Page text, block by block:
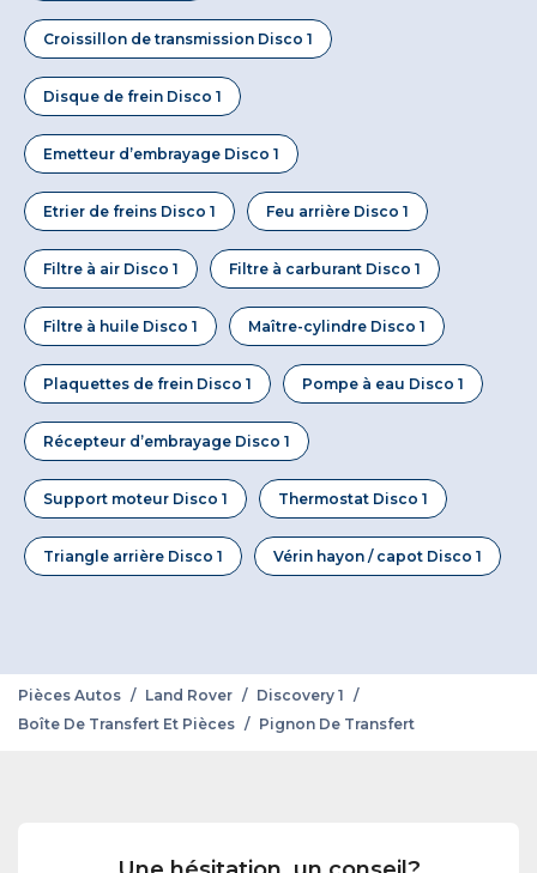
Croissillon de transmission Disco 1
Disque de frein Disco 1
Emetteur d’embrayage Disco 1
Etrier de freins Disco 1 Feu arrière Disco 1
Filtre à air Disco 1 Filtre à carburant Disco 1
Filtre à huile Disco 1 Maître-cylindre Disco 1
Plaquettes de frein Disco 1 Pompe à eau Disco 1
Récepteur d’embrayage Disco 1
Support moteur Disco 1 Thermostat Disco 1
Triangle arrière Disco 1 Vérin hayon / capot Disco 1
Pièces Autos / Land Rover / Discovery 1 /
Boîte De Transfert Et Pièces / Pignon De Transfert